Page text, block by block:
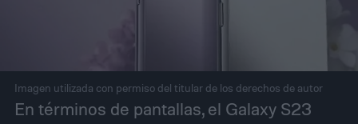
Imagen utilizada con permiso del titular de los derechos de autor
En términos de pantallas, el Galaxy S23